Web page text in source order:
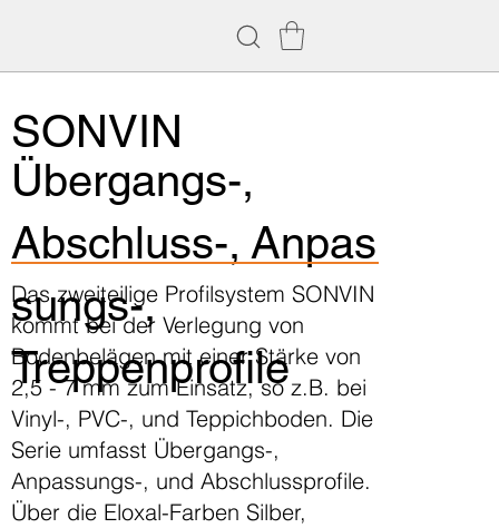
SONVIN
Übergangs-,
Abschluss-, Anpas
sungs-,
Treppenprofile
Das zweiteilige Profilsystem SONVIN
kommt bei der Verlegung von
Bodenbelägen mit einer Stärke von
2,5 - 7 mm zum Einsatz, so z.B. bei
Vinyl-, PVC-, und Teppichboden. Die
Serie umfasst Übergangs-,
Anpassungs-, und Abschlussprofile.
Über die Eloxal-Farben Silber,